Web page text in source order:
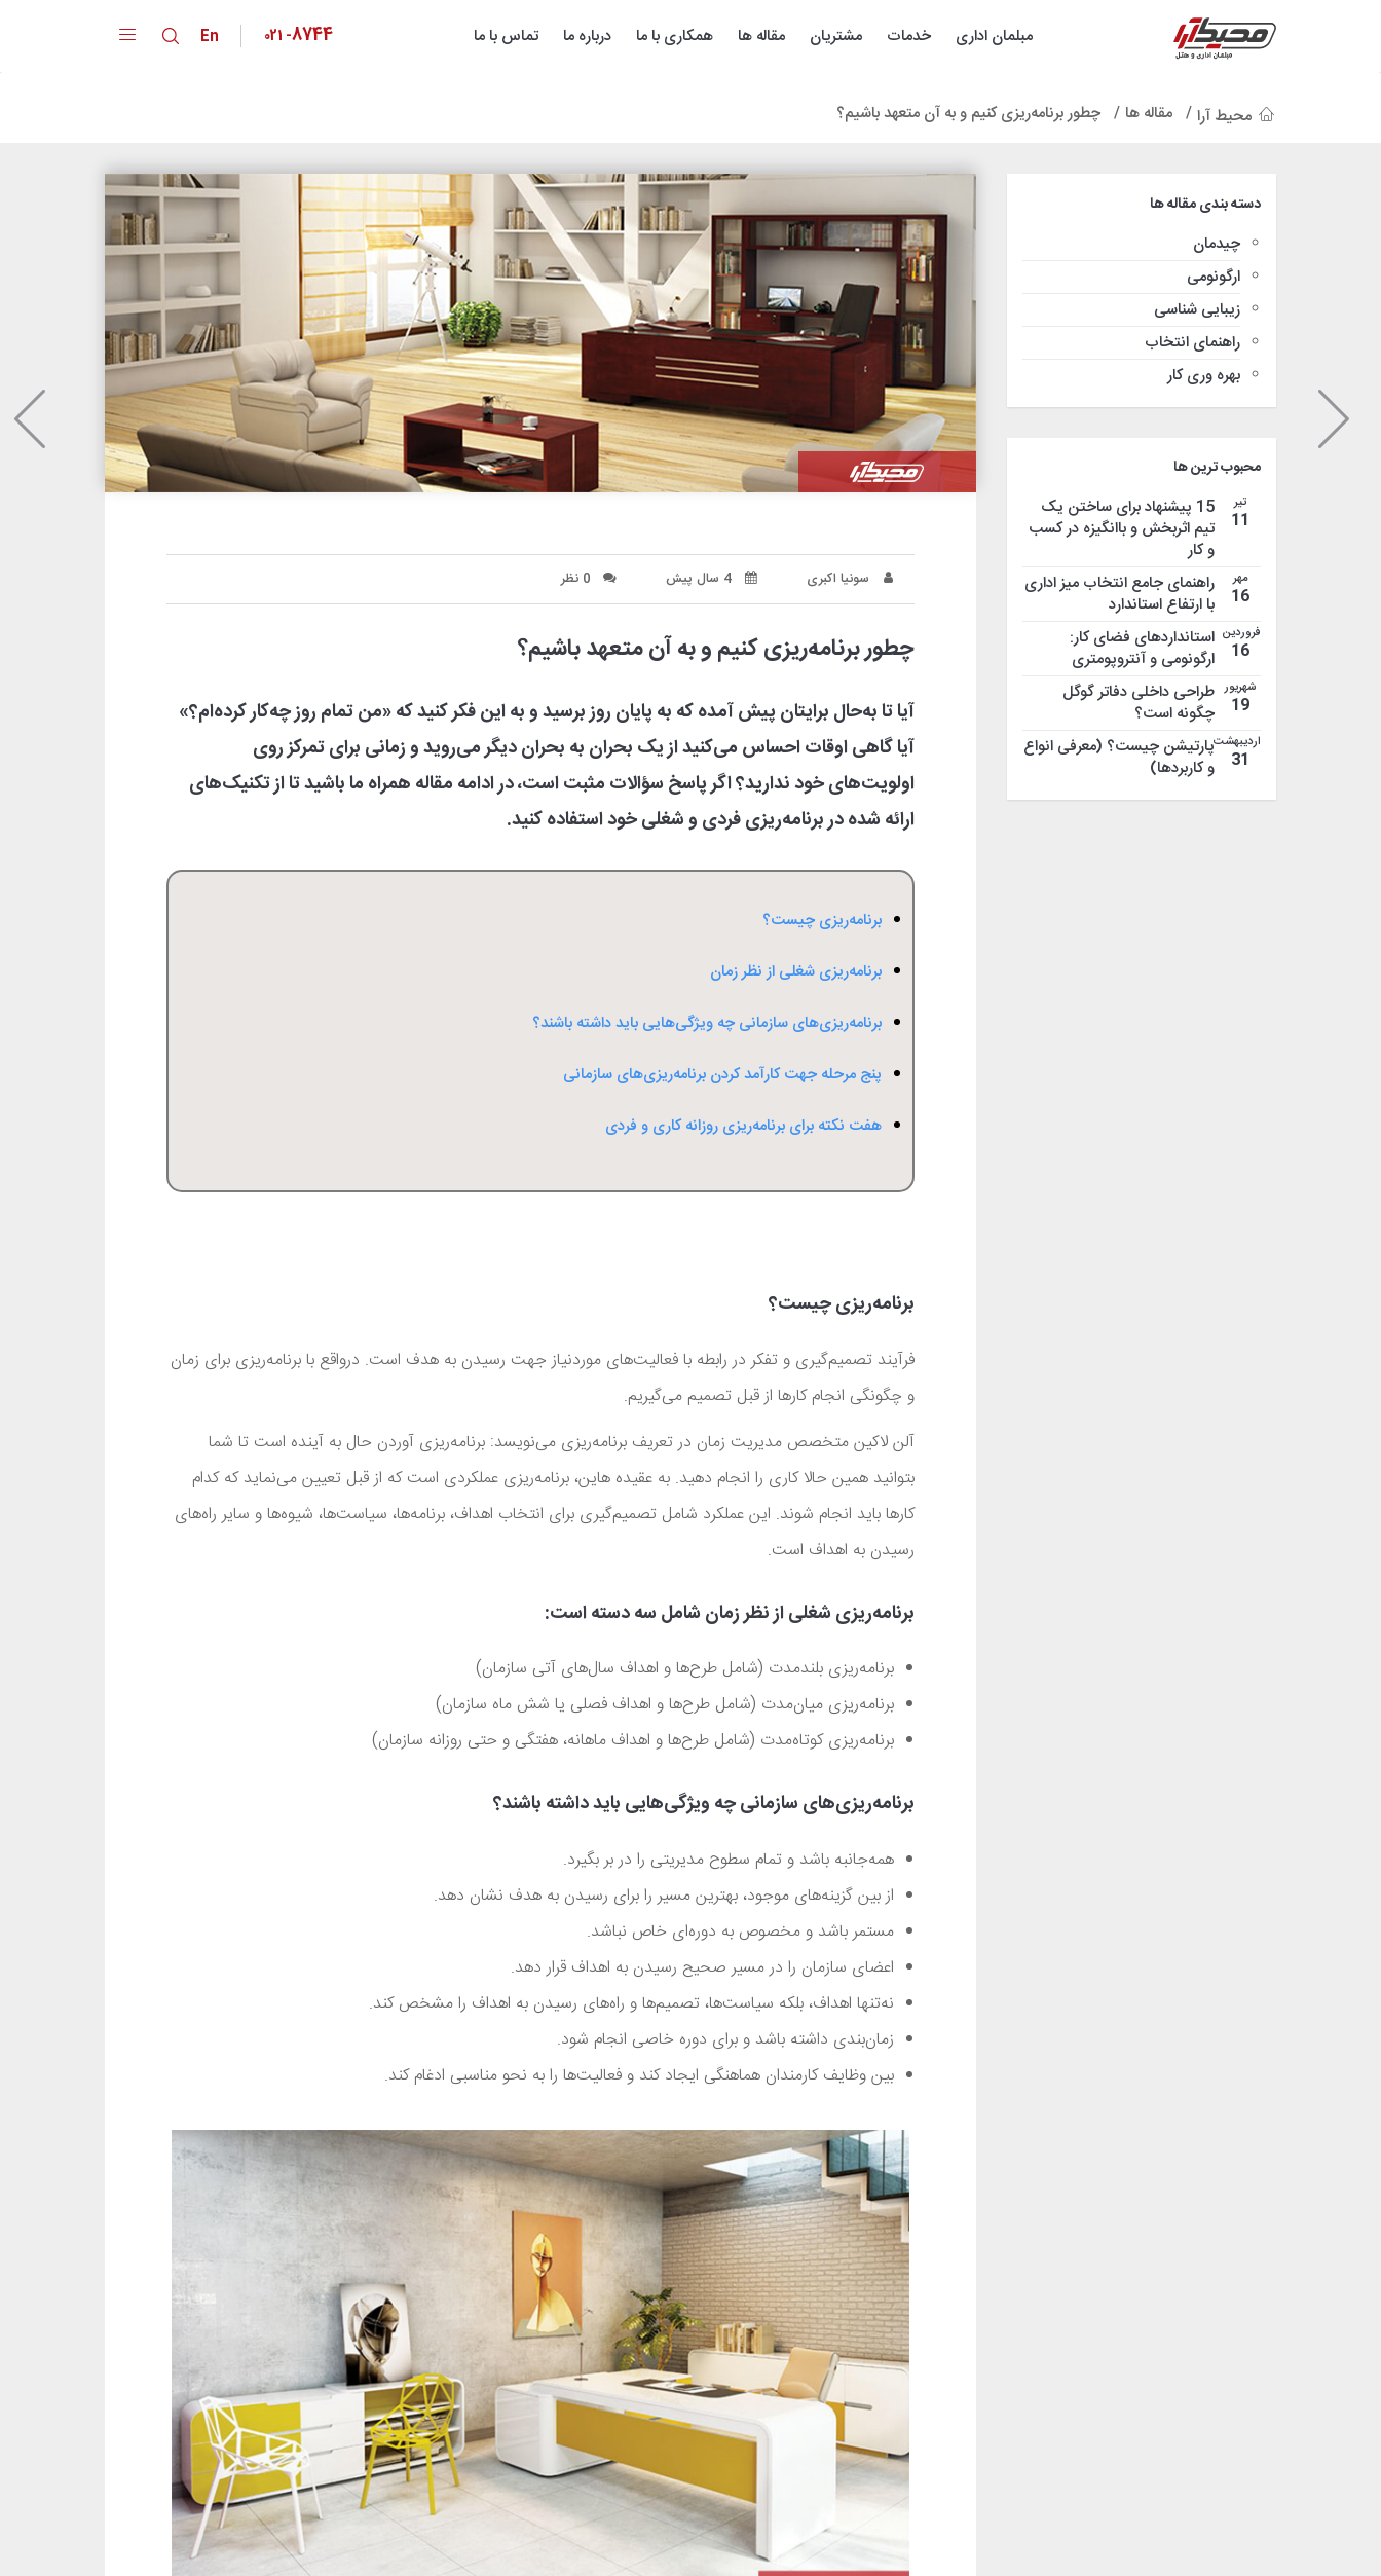
مبلمان اداری خدمات مشتریان مقاله ها همکاری با ما درباره ما تماس با ما En 021 -8744
خانواده محصولات
تقدیر نامه ها
گواهینامه ها
پیشنهادات و انتقادات
محیط آرا مقاله ها چطور برنامه‌ریزی کنیم و به آن متعهد باشیم؟
سونیا اکبری 4 سال پیش 0 نظر
چطور برنامه‌ریزی کنیم و به آن متعهد باشیم؟
آیا تا به‌حال برایتان پیش آمده که به پایان روز برسید و به این فکر کنید که «من تمام روز چه‌کار کرده‌ام؟»
آیا گاهی اوقات احساس می‌کنید از یک بحران به بحران دیگر می‌روید و زمانی برای تمرکز روی
اولویت‌های خود ندارید؟اگر پاسخ سؤالات مثبت است، در ادامه مقاله همراه ما باشید تا از تکنیک‌های
ارائه شده در برنامه‌ریزی فردی و شغلی خود استفاده کنید.
برنامه‌ریزی چیست؟
برنامه‌ریزی شغلی از نظر زمان
برنامه‌ریزی‌های سازمانی چه ویژگی‌هایی باید داشته باشند؟
پنج مرحله جهت کارآمد کردن برنامه‌ریزی‌های سازمانی
هفت نکته برای برنامه‌ریزی روزانه کاری و فردی
برنامه‌ریزی چیست؟
فرآیند تصمیم‌گیری و تفکر در رابطه با فعالیت‌های موردنیاز جهت رسیدن به هدف است. درواقع با برنامه‌ریزی برای زمان
و چگونگی انجام کارها از قبل تصمیم می‌گیریم.
آلن لاکین متخصص مدیریت زمان در تعریف برنامه‌ریزی می‌نویسد: برنامه‌ریزی آوردن حال به آینده است تا شما
بتوانید همین حالا کاری را انجام دهید. به عقیده هاین، برنامه‌‌ریزی عملکردی است که از قبل تعیین می‌نماید که کدام
کارها باید انجام شوند. این عملکرد شامل تصمیم‌گیری برای انتخاب اهداف، برنامه‌ها، سیاست‌ها، شیوه‌ها و سایر راه‌های
رسیدن به اهداف است.
برنامه‌ریزی شغلی از نظر زمان شامل سه دسته است:
برنامه‌ریزی بلندمدت (شامل طرح‌ها و اهداف سال‌‌های آتی سازمان)
برنامه‌ریزی میان‌مدت (شامل طرح‌ها و اهداف فصلی یا شش ماه سازمان)
برنامه‌ریزی کوتاه‌مدت (شامل طرح‌ها و اهداف ماهانه، هفتگی و حتی روزانه سازمان)
برنامه‌ریزی‌های سازمانی چه ویژگی‌هایی باید داشته باشند؟
همه‌جانبه باشد و تمام سطوح مدیریتی را در بر بگیرد.
از بین گزینه‌های موجود، بهترین مسیر را برای رسیدن به هدف نشان دهد.
مستمر باشد و مخصوص به دوره‌ای خاص نباشد.
اعضای سازمان را در مسیر صحیح رسیدن به اهداف قرار دهد.
نه‌تنها اهداف، بلکه سیاست‌ها، تصمیم‌ها و راه‌های رسیدن به اهداف را مشخص کند.
زمان‌بندی داشته باشد و برای دوره خاصی انجام شود.
بین وظایف کارمندان هماهنگی ایجاد کند و فعالیت‌ها را به نحو مناسبی ادغام کند.
دسته بندی مقاله ها
چیدمان
ارگونومی
زیبایی شناسی
راهنمای انتخاب
بهره وری کار
محبوب ترین ها
تیر
11
15 پیشنهاد برای ساختن یک
تیم اثربخش و باانگیزه در کسب
و کار
مهر
16
راهنمای جامع انتخاب میز اداری
با ارتفاع استاندارد
فروردین
16
استانداردهای فضای کار:
ارگونومی و آنتروپومتری
شهریور
19
طراحی داخلی دفاتر گوگل
چگونه است؟
اردیبهشت
31
پارتیشن چیست؟ (معرفی انواع
و کاربردها)